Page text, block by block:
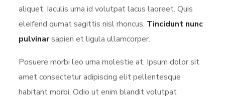
aliquet. Iaculis urna id volutpat lacus laoreet. Quis
eleifend qumat sagittis nisl rhoncus. Tincidunt nunc
pulvinarsapien et ligula ullamcorper.
Posuere morbi leo urna molestie at. Ipsum dolor sit
amet consectetur adipiscing elit pellentesque
habitant morbi. Odio ut enim blandit volutpat